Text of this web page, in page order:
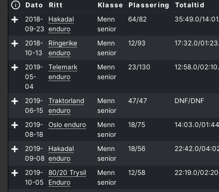
Dato Ritt Klasse Plassering
Totaltid
2018-
09-23
Hakadal
enduro
Menn
senior
64/82 35:49.0/
2018-
10-13
Ringerike
enduro
Menn
senior
12/93 17:32.0/
2019-
05-
04
Telemark
enduro
Menn
senior
23/130 12:58.0/
2019-
06-15
Traktorland
enduro
Menn
senior
47/47 DNF/DNF
2019-
08-18
Oslo enduro
Menn
senior
18/75 14:03.0/
2019-
09-08
Hakadal
enduro
Menn
senior
18/56 22:42.0/
2019-
10-05
80/20 Trysil
Enduro
Menn
senior
12/58 22:19.0/